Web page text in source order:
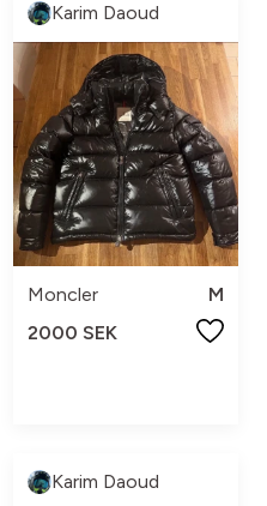
Karim Daoud
Moncler
M
2000 SEK
Karim Daoud